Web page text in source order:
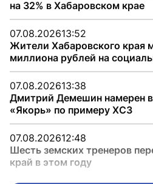
на 32% в Хабаровском крае
07.08.202613:52
Жители Хабаровского края
миллиона рублей на
07.08.202613:38
Дмитрий Демешин намерен
«Якорь» по примеру ХСЗ
07.08.202612:48
Шесть земских тренеров
край в этом году